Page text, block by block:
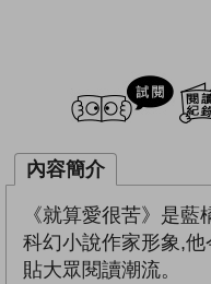
試閲
內容簡介
《就算愛很苦》是
科幻小說作家形象,
貼大眾閱讀潮流。